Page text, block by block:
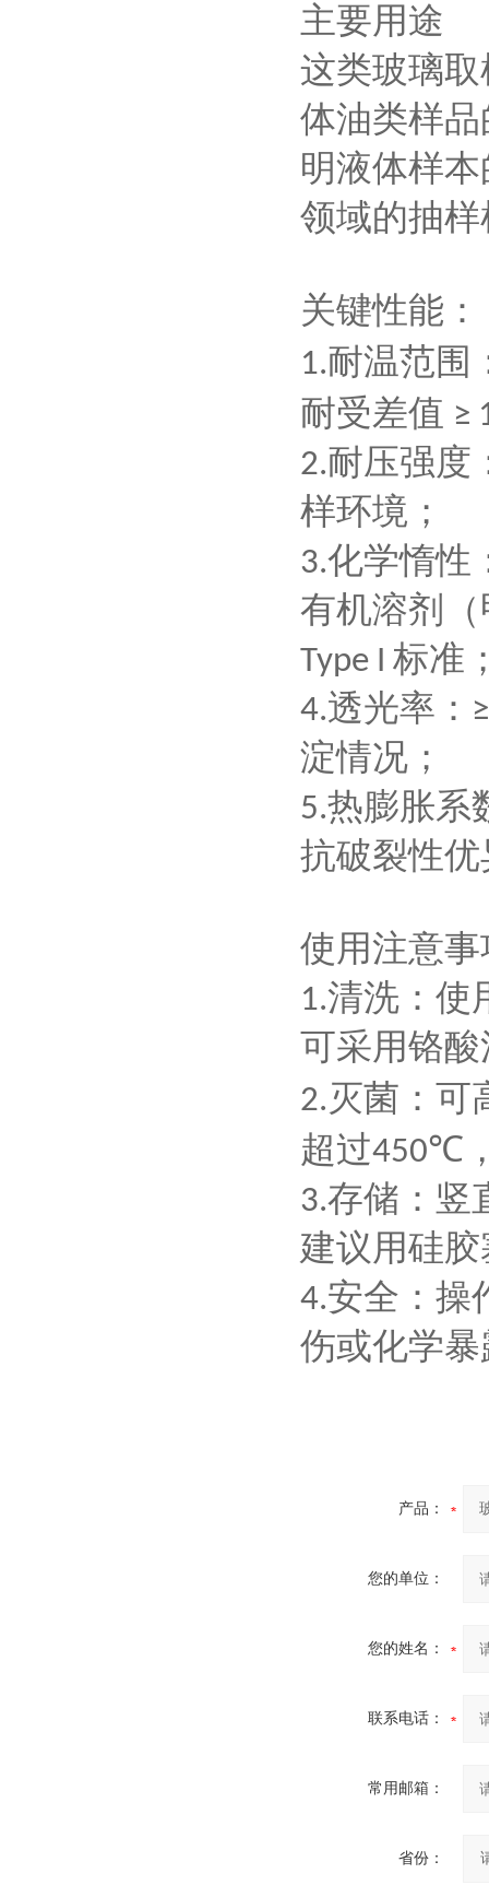
主要用途
这类玻璃
体油类样
明液体样
领域的抽
关键性能 ：
1.耐温范围
耐受差值 ≥
2.耐压强度
样环境；
3.化学惰性
有机溶剂
‌Type I‌ 标准
4.透光率 ：
淀情况；
5.热膨胀系
抗破裂性优
使用注意事
1.清洗 ：
可采用铬
2.灭菌 ：
超过450℃
3.存储 ：
建议用硅
4.安全 ：
伤或化学暴
产品：
您的单位：
您的姓名：
联系电话：
常用邮箱：
省份：